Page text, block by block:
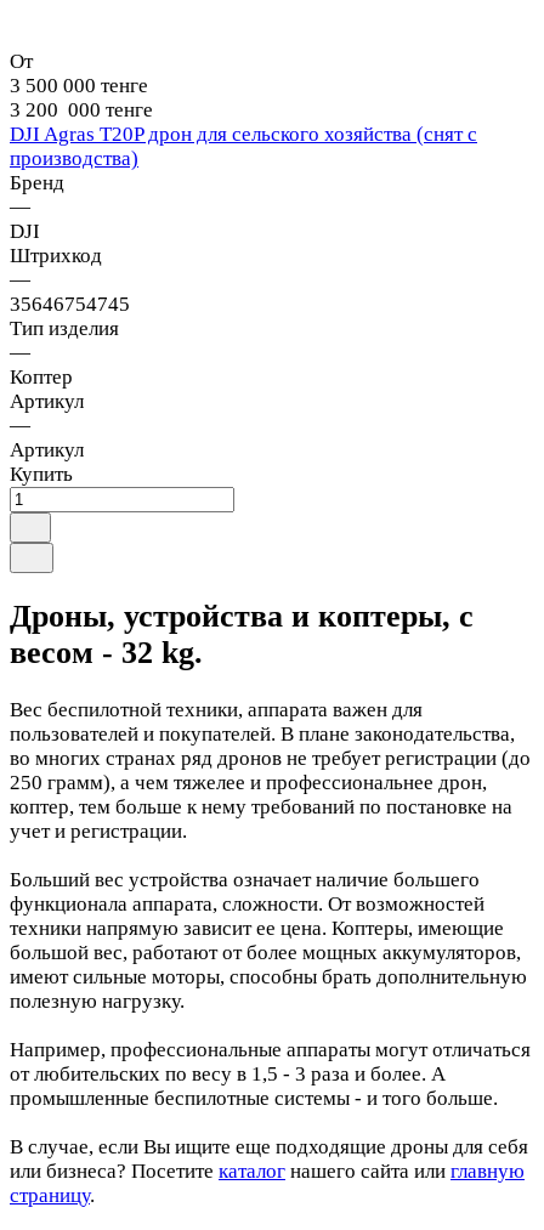
От
3 500 000 тенге
3 200 000 тенге
DJI Agras T20P дрон для сельского хозяйства (снят с
производства)
Бренд
—
DJI
Штрихкод
—
35646754745
Тип изделия
—
Коптер
Артикул
—
Артикул
Купить
Дроны, устройства и коптеры, с
весом - 32 kg.
Вес беспилотной техники, аппарата важен для
пользователей и покупателей. В плане законодательства,
во многих странах ряд дронов не требует регистрации (до
250 грамм), а чем тяжелее и профессиональнее дрон,
коптер, тем больше к нему требований по постановке на
учет и регистрации.
Больший вес устройства означает наличие большего
функционала аппарата, сложности. От возможностей
техники напрямую зависит ее цена. Коптеры, имеющие
большой вес, работают от более мощных аккумуляторов,
имеют сильные моторы, способны брать дополнительную
полезную нагрузку.
Например, профессиональные аппараты могут отличаться
от любительских по весу в 1,5 - 3 раза и более. А
промышленные беспилотные системы - и того больше.
В случае, если Вы ищите еще подходящие дроны для себя
или бизнеса? Посетите каталог нашего сайта или главную
страницу.